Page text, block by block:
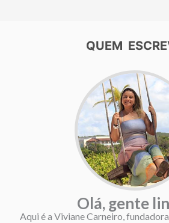
QUEM
Olá, gente
Aqui é a Viviane Carneiro,